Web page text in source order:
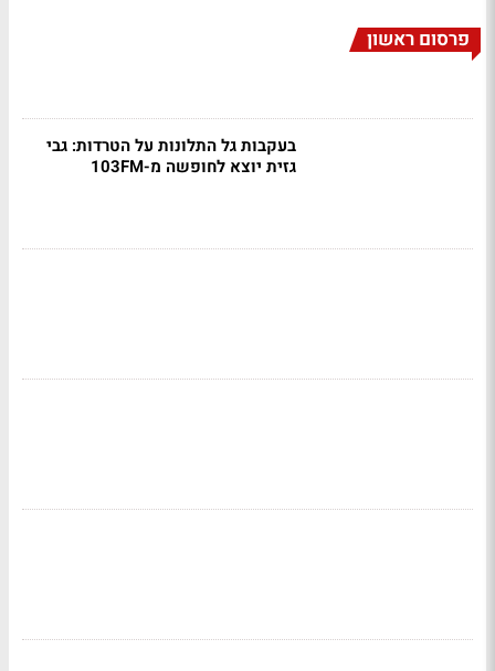
פרסום ראשון
בעקבות גל התלונות על הטרדות: גבי
גזית יוצא לחופשה מ-103FM